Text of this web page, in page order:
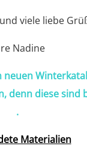
viele liebe
Nadine
neuen
diese sind
.
Materialien